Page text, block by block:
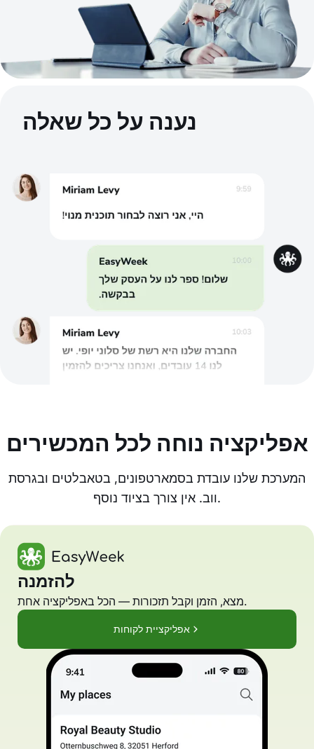
נענה על כל שאלה
אפליקציה נוחה לכל המכשירים
המערכת שלנו עובדת בסמארטפונים, בטאבלטים ובגרסת
ווב. אין צורך בציוד נוסף.
להזמנה
מצא, הזמן וקבל תזכורות — הכל באפליקציה אחת.
אפליקציית לקוחות